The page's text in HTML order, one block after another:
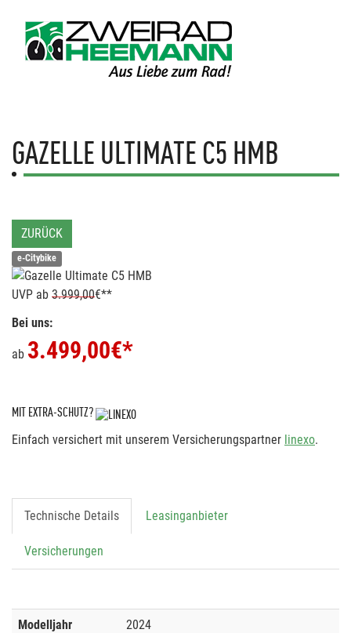
GAZELLE ULTIMATE C5 HMB
ZURÜCK
e-Citybike
UVP ab 3.999,00€**
Bei uns:
ab 3.499,00€*
MIT EXTRA-SCHUTZ?
Einfach versichert mit unserem Versicherungspartner linexo.
Technische Details Leasinganbieter
Versicherungen
Modelljahr 2024